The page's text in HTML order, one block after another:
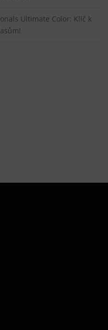
Ultimate Color: Klíč k